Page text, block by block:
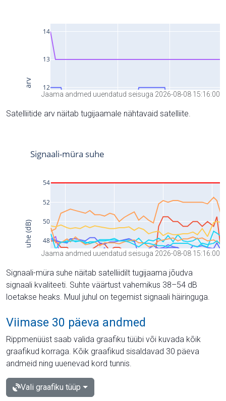
Jaama andmed uuendatud seisuga 2026-08-08 15:16:00
Satelliitide arv näitab tugijaamale nähtavaid satelliite.
Jaama andmed uuendatud seisuga 2026-08-08 15:16:00
Signaali-müra suhe näitab satelliidilt tugijaama jõudva
signaali kvaliteeti. Suhte väärtust vahemikus 38–54 dB
loetakse heaks. Muul juhul on tegemist signaali häiringuga.
Viimase 30 päeva andmed
Rippmenüüst saab valida graafiku tüübi või kuvada kõik
graafikud korraga. Kõik graafikud sisaldavad 30 päeva
andmeid ning uuenevad kord tunnis.
Vali graafiku tüüp